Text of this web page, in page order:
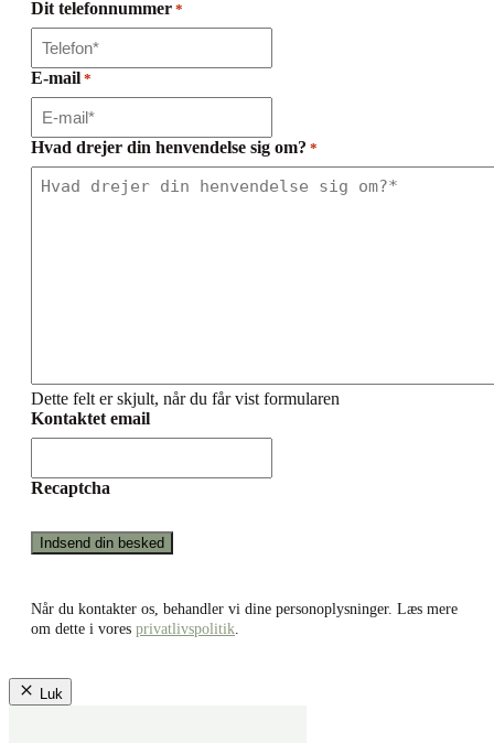
Dit telefonnummer *
E-mail *
Hvad drejer din henvendelse sig om? *
Dette felt er skjult, når du får vist formularen
Kontaktet email
Recaptcha
Når du kontakter os, behandler vi dine personoplysninger. Læs mere
om dette i vores privatlivspolitik.
Luk